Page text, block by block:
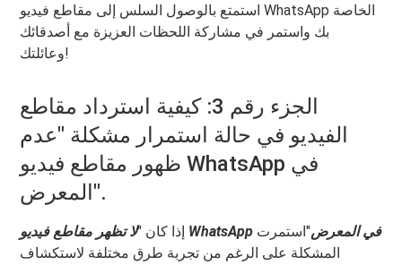
استمتع بالوصول السلس إلى مقاطع فيديو WhatsApp الخاصة
بك واستمر في مشاركة اللحظات العزيزة مع أصدقائك
وعائلتك!
الجزء رقم 3: كيفية استرداد مقاطع
الفيديو في حالة استمرار مشكلة "عدم
ظهور مقاطع فيديو WhatsApp في
المعرض".
إذا كان " لا تظهر مقاطع فيديو WhatsApp في المعرض"استمرت
المشكلة على الرغم من تجربة طرق مختلفة لاستكشاف